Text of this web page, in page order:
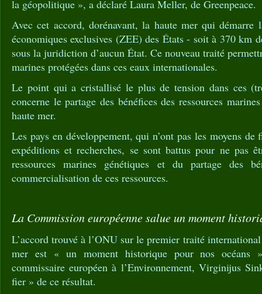
la géopolitique », a déclaré Laura Meller, de Greenpeace.
Avec cet accord, dorénavant, la haute mer qui démarre
économiques exclusives (ZEE) des États - soit à 370 km
sous la juridiction d’aucun État. Ce nouveau traité
marines protégées dans ces eaux internationales.
Le point qui a cristallisé le plus de tension dans ces
concerne le partage des bénéfices des ressources
haute mer.
Les pays en développement, qui n’ont pas les moyens de
expéditions et recherches, se sont battus pour ne pas
ressources marines génétiques et du partage des
commercialisation de ces ressources.
La Commission européenne salue un moment
L’accord trouvé à l’ONU sur le premier traité
mer est « un moment historique pour nos océans
commissaire européen à l’Environnement, Virginijus
fier » de ce résultat.